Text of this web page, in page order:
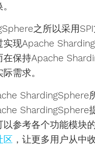
之所以采用
实现Apache
在保持Apache
需求。
ShardingSphere
ShardingSphere
参考各个功能模块
区 ，让更多用户从中收